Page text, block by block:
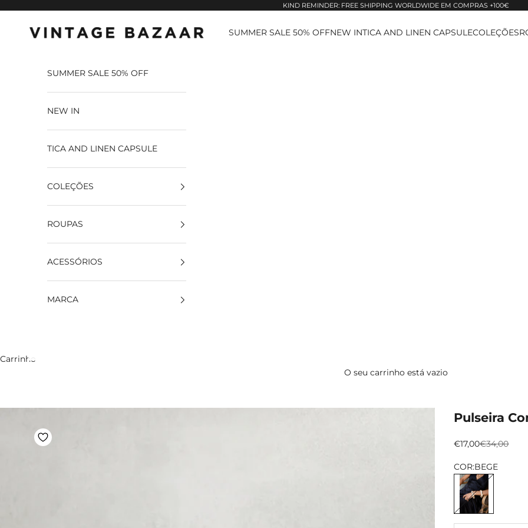
KIND REMINDER: FREE SHIPPING WORLDWIDE EM COMPRAS +100€
Vintage Bazaar SUMMER SALE 50% OFFNEW INTICA AND LINEN CAPSULECOLEÇÕES
SUMMER SALE 50% OFF
NEW IN
TICA AND LINEN CAPSULE
COLEÇÕES
ROUPAS
ACESSÓRIOS
MARCA
Carrinho
O seu carrinho está vazio
Pulseira
Preço promocional
€17,00Preço
€34,00
COR:BEGE
BEGE